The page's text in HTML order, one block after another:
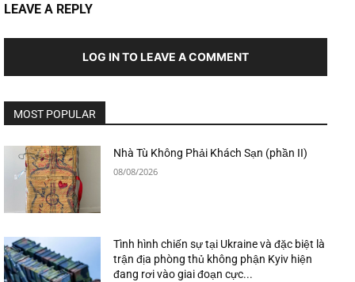
LEAVE A REPLY
LOG IN TO LEAVE A COMMENT
MOST POPULAR
Nhà Tù Không Phải Khách Sạn (phần II)
08/08/2026
Tình hình chiến sự tại Ukraine và đặc biệt là
trận địa phòng thủ không phận Kyiv hiện
đang rơi vào giai đoạn cực...